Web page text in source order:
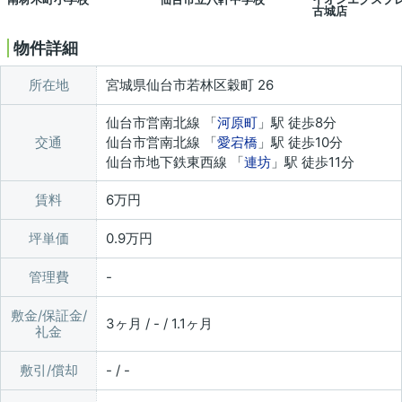
古城店
物件詳細
所在地 宮城県仙台市若林区穀町 26
交通
仙台市営南北線 「河原町 」駅 徒歩8分
仙台市営南北線 「愛宕橋 」駅 徒歩10分
仙台市地下鉄東西線 「連坊 」駅 徒歩11分
賃料 6万円
坪単価 0.9万円
管理費
敷金/保証金/
礼金
3ヶ月 / - / 1.1ヶ月
敷引/償却 - / -